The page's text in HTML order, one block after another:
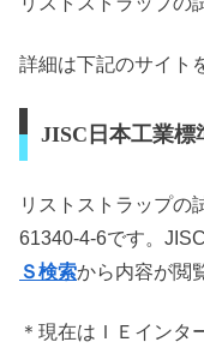
詳細は下記のサイト
JISC日本工業標
リストストラップ
61340-4-6です。
Ｓ検索から内容が閲
＊現在はＩＥインタ